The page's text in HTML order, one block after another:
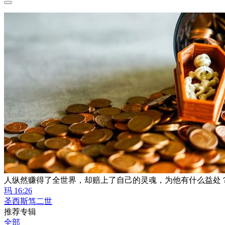
人纵然赚得了全世界，却赔上了自己的灵魂，为他有什么益处
玛 16:26
圣西斯笃二世
推荐专辑
全部